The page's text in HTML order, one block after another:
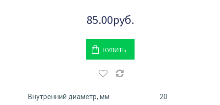
85.00руб.
КУПИТЬ
Внутренний диаметр, мм
20